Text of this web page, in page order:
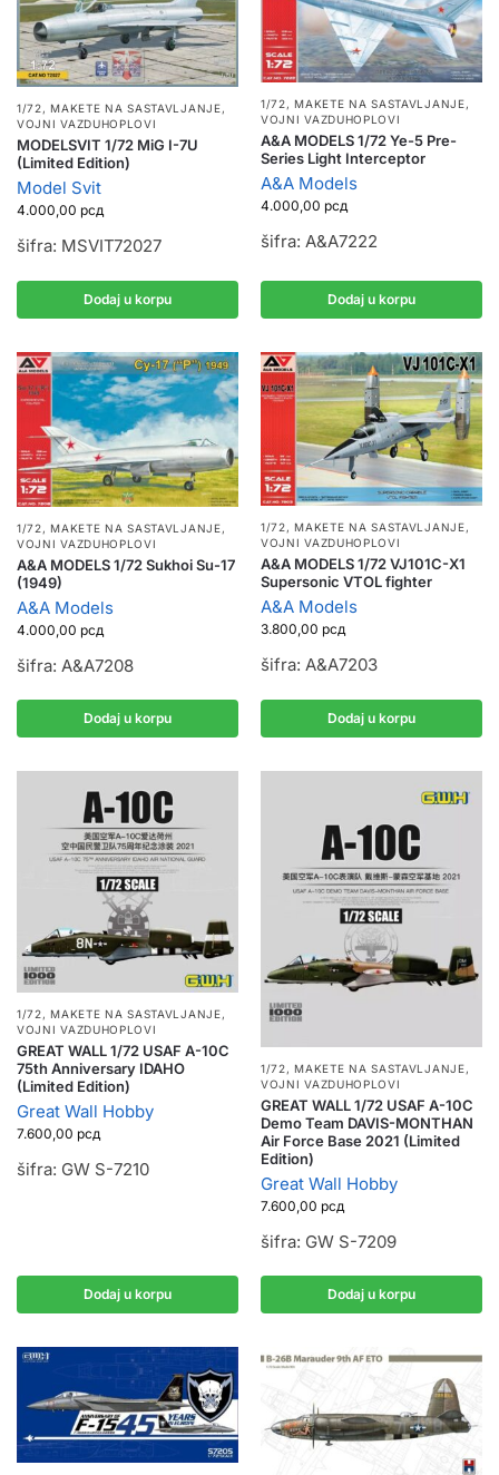
1/72, MAKETE NA SASTAVLJANJE,
VOJNI VAZDUHOPLOVI
MODELSVIT 1/72 MiG I-7U
(Limited Edition)
Model Svit
4.000,00 рсд
šifra: MSVIT72027
Dodaj u korpu
1/72, MAKETE NA SASTAVLJANJE,
VOJNI VAZDUHOPLOVI
A&A MODELS 1/72 Ye-5 Pre-
Series Light Interceptor
A&A Models
4.000,00 рсд
šifra: A&A7222
Dodaj u korpu
1/72,MAKETE NA SASTAVLJANJE,
VOJNI VAZDUHOPLOVI
A&A MODELS 1/72 Sukhoi Su-17
(1949)
A&A Models
4.000,00 рсд
šifra: A&A7208
Dodaj u korpu
1/72,MAKETE NA SASTAVLJANJE,
VOJNI VAZDUHOPLOVI
A&A MODELS 1/72 VJ101C-X1
Supersonic VTOL fighter
A&A Models
3.800,00 рсд
šifra: A&A7203
Dodaj u korpu
1/72,MAKETE NA SASTAVLJANJE,
VOJNI VAZDUHOPLOVI
GREAT WALL 1/72 USAF A-10C
75th Anniversary IDAHO
(Limited Edition)
Great Wall Hobby
7.600,00 рсд
šifra: GW S-7210
Dodaj u korpu
1/72,MAKETE NA SASTAVLJANJE,
VOJNI VAZDUHOPLOVI
GREAT WALL 1/72 USAF A-10C
Demo Team DAVIS-MONTHAN
Air Force Base 2021 (Limited
Edition)
Great Wall Hobby
7.600,00 рсд
šifra: GW S-7209
Dodaj u korpu